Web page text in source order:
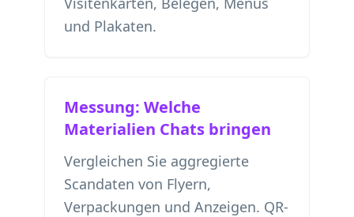
und Plakaten.
Messung: Welche
Materialien Chats bringen
Vergleichen Sie aggregierte
Scandaten von Flyern,
Verpackungen und Anzeigen. QR-